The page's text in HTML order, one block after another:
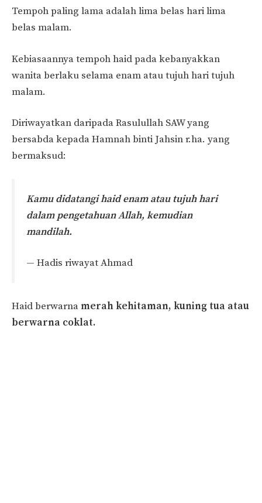
Tempoh paling lama adalah lima belas hari lima
belas malam.
Kebiasaannya tempoh haid pada kebanyakkan
wanita berlaku selama enam atau tujuh hari tujuh
malam.
Diriwayatkan daripada Rasulullah SAW yang
bersabda kepada Hamnah binti Jahsin r.ha. yang
bermaksud:
Kamu didatangi haid enam atau tujuh hari
dalam pengetahuan Allah, kemudian
mandilah.
— Hadis riwayat Ahmad
Haid berwarnamerah kehitaman, kuning tua atau
berwarna coklat.